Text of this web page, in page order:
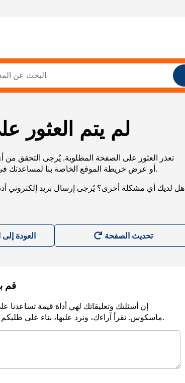
لم يتم العثور
تعذر العثور على الصفحة المطلوبة. يُرجى التحقق من
URL، أو عرض خريطة الموقع الخاصة بنا لمساعدتك في العثور على ما تريد.
هل لديك أي مشكلة أخرى؟ يُرجى إرسال بريد إلكتروني
العودة
قم
إن أسئلتك وتعليقاتك لهي أداة قيمة
ماسكوس. نقرأ آراءك، ونرد عليها، بناء على طلبكم في أسرع وقت ممكن.